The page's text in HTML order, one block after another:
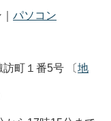
パソコン
町１番5号 〔地